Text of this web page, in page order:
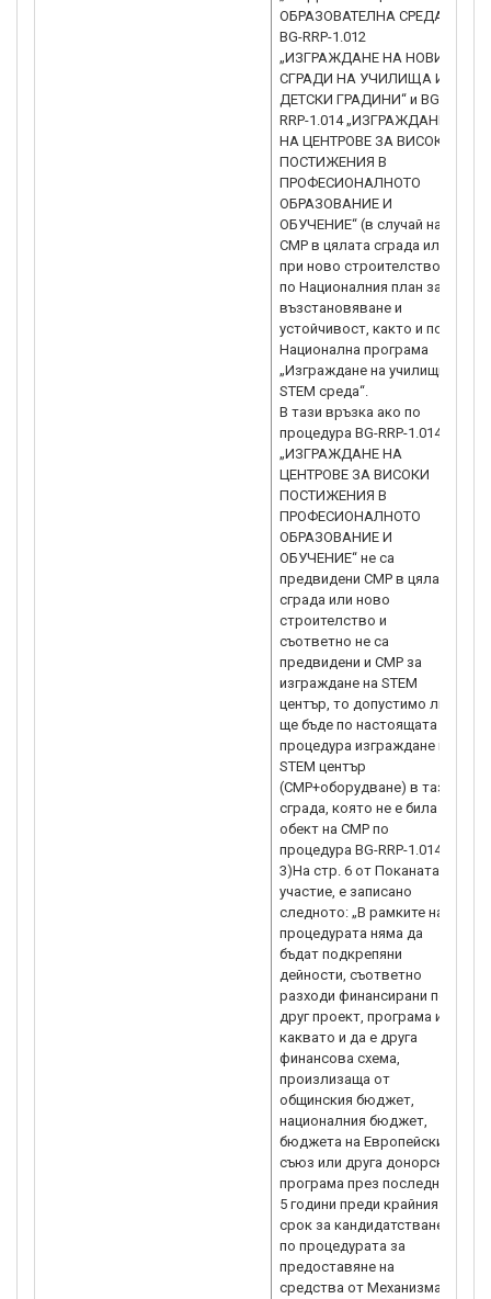
ОБРАЗОВАТЕЛНА СРЕДА”,
BG-RRP-1.012
„ИЗГРАЖДАНЕ НА НОВИ
СГРАДИ НА УЧИЛИЩА И
ДЕТСКИ ГРАДИНИ“ и BG-
RRP-1.014 „ИЗГРАЖДАНЕ
НА ЦЕНТРОВЕ ЗА ВИСОКИ
ПОСТИЖЕНИЯ В
ПРОФЕСИОНАЛНОТО
ОБРАЗОВАНИЕ И
ОБУЧЕНИЕ“ (в случай на
СМР в цялата сграда или
при ново строителство)
по Националния план за
възстановяване и
устойчивост, както и по
Национална програма
„Изграждане на училищна
STEM среда“.
В тази връзка ако по
процедура BG-RRP-1.014
„ИЗГРАЖДАНЕ НА
ЦЕНТРОВЕ ЗА ВИСОКИ
ПОСТИЖЕНИЯ В
ПРОФЕСИОНАЛНОТО
ОБРАЗОВАНИЕ И
ОБУЧЕНИЕ“ не са
предвидени СМР в цялата
сграда или ново
строителство и
съответно не са
предвидени и СМР за
изграждане на STEM
център, то допустимо ли
ще бъде по настоящата
процедура изграждане на
STEM център
(СМР+оборудване) в тази
сграда, която не е била
обект на СМР по
процедура BG-RRP-1.014.
3)На стр. 6 от Поканата за
участие, e записано
следното: „В рамките на
процедурата няма да
бъдат подкрепяни
дейности, съответно
разходи финансирани по
друг проект, програма или
каквато и да е друга
финансова схема,
произлизаща от
общинския бюджет,
националния бюджет,
бюджета на Европейския
съюз или друга донорска
програма през последните
5 години преди крайния
срок за кандидатстване
по процедурата за
предоставяне на
средства от Механизма за